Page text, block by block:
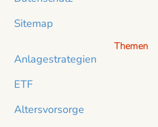
Sitemap
Themen
Anlagestrategien
ETF
Altersvorsorge